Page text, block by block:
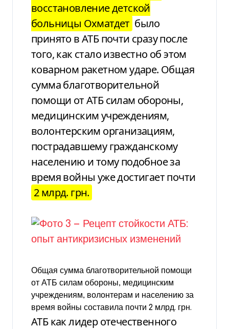
восстановление детской
больницы Охматдет было
принято в АТБ почти сразу после
того, как стало известно об этом
коварном ракетном ударе. Общая
сумма благотворительной
помощи от АТБ силам обороны,
медицинским учреждениям,
волонтерским организациям,
пострадавшему гражданскому
населению и тому подобное за
время войны уже достигает почти
2 млрд. грн.
Общая сумма благотворительной помощи
от АТБ силам обороны, медицинским
учреждениям, волонтерам и населению за
время войны составила почти 2 млрд. грн.
АТБ как лидер отечественного